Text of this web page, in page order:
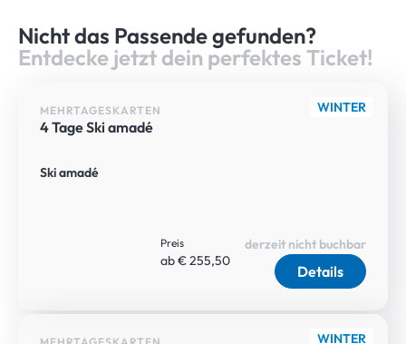
Nicht das Passende gefunden?
Entdecke jetzt dein perfektes Ticket!
WINTER
MEHRTAGESKARTEN
4 Tage Ski amadé
Ski amadé
Preis
ab € 255,50
Details
derzeit nicht buchbar
WINTER